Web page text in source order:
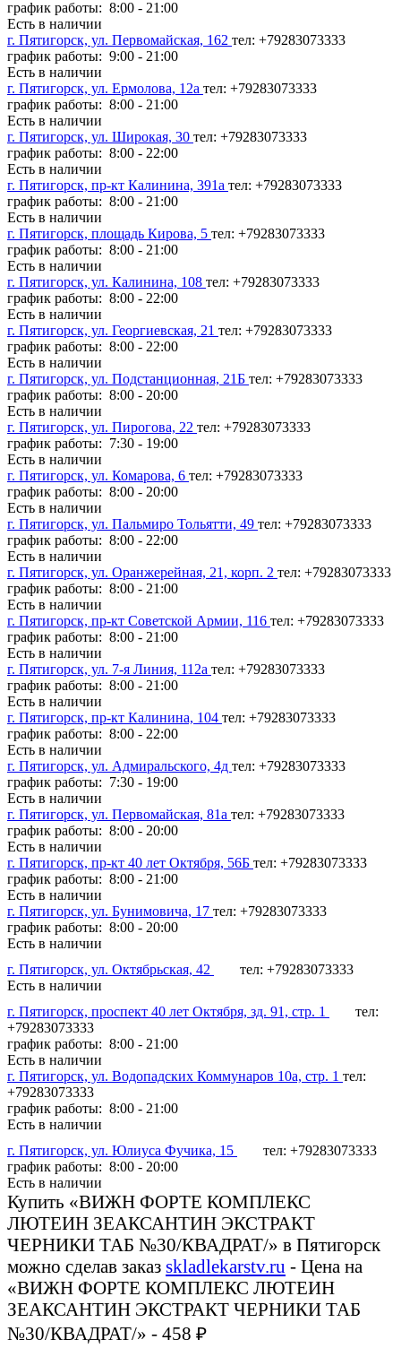
график работы: 8:00 - 21:00
Есть в наличии
г. Пятигорск, ул. Первомайская, 162 тел: +79283073333
график работы: 9:00 - 21:00
Есть в наличии
г. Пятигорск, ул. Ермолова, 12а тел: +79283073333
график работы: 8:00 - 21:00
Есть в наличии
г. Пятигорск, ул. Широкая, 30 тел: +79283073333
график работы: 8:00 - 22:00
Есть в наличии
г. Пятигорск, пр-кт Калинина, 391а тел: +79283073333
график работы: 8:00 - 21:00
Есть в наличии
г. Пятигорск, площадь Кирова, 5 тел: +79283073333
график работы: 8:00 - 21:00
Есть в наличии
г. Пятигорск, ул. Калинина, 108 тел: +79283073333
график работы: 8:00 - 22:00
Есть в наличии
г. Пятигорск, ул. Георгиевская, 21 тел: +79283073333
график работы: 8:00 - 22:00
Есть в наличии
г. Пятигорск, ул. Подстанционная, 21Б тел: +79283073333
график работы: 8:00 - 20:00
Есть в наличии
г. Пятигорск, ул. Пирогова, 22 тел: +79283073333
график работы: 7:30 - 19:00
Есть в наличии
г. Пятигорск, ул. Комарова, 6 тел: +79283073333
график работы: 8:00 - 20:00
Есть в наличии
г. Пятигорск, ул. Пальмиро Тольятти, 49 тел: +79283073333
график работы: 8:00 - 22:00
Есть в наличии
г. Пятигорск, ул. Оранжерейная, 21, корп. 2 тел: +79283073333
график работы: 8:00 - 21:00
Есть в наличии
г. Пятигорск, пр-кт Советской Армии, 116 тел: +79283073333
график работы: 8:00 - 21:00
Есть в наличии
г. Пятигорск, ул. 7-я Линия, 112а тел: +79283073333
график работы: 8:00 - 21:00
Есть в наличии
г. Пятигорск, пр-кт Калинина, 104 тел: +79283073333
график работы: 8:00 - 22:00
Есть в наличии
г. Пятигорск, ул. Адмиральского, 4д тел: +79283073333
график работы: 7:30 - 19:00
Есть в наличии
г. Пятигорск, ул. Первомайская, 81а тел: +79283073333
график работы: 8:00 - 20:00
Есть в наличии
г. Пятигорск, пр-кт 40 лет Октября, 56Б тел: +79283073333
график работы: 8:00 - 21:00
Есть в наличии
г. Пятигорск, ул. Бунимовича, 17 тел: +79283073333
график работы: 8:00 - 20:00
Есть в наличии
г. Пятигорск, ул. Октябрьская, 42
тел: +79283073333
Есть в наличии
г. Пятигорск, проспект 40 лет Октября, зд. 91, стр. 1
тел:
+79283073333
график работы: 8:00 - 21:00
Есть в наличии
г. Пятигорск, ул. Водопадских Коммунаров 10а, стр. 1 тел:
+79283073333
график работы: 8:00 - 21:00
Есть в наличии
г. Пятигорск, ул. Юлиуса Фучика, 15
тел: +79283073333
график работы: 8:00 - 20:00
Есть в наличии
Купить «ВИЖН ФОРТЕ КОМПЛЕКС
ЛЮТЕИН ЗЕАКСАНТИН ЭКСТРАКТ
ЧЕРНИКИ ТАБ №30/КВАДРАТ/» в Пятигорск
можно сделав заказ skladlekarstv.ru - Цена на
«ВИЖН ФОРТЕ КОМПЛЕКС ЛЮТЕИН
ЗЕАКСАНТИН ЭКСТРАКТ ЧЕРНИКИ ТАБ
№30/КВАДРАТ/» - 458 ₽